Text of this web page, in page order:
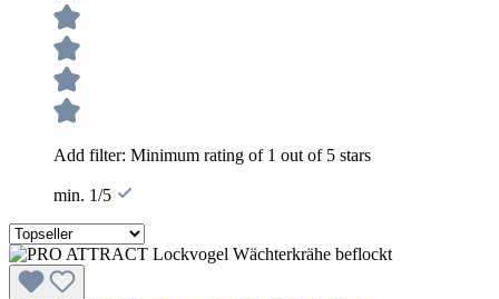
Add filter: Minimum rating of 1 out of 5 stars
min. 1/5